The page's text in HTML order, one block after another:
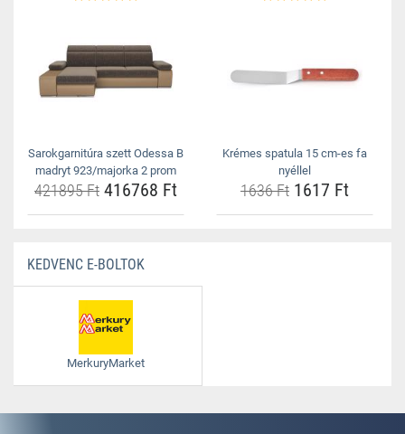
Sarokgarnitúra szett Odessa B
madryt 923/majorka 2 prom
421895 Ft 416768 Ft
Krémes spatula 15 cm-es fa
nyéllel
1636 Ft 1617 Ft
KEDVENC E-BOLTOK
MerkuryMarket